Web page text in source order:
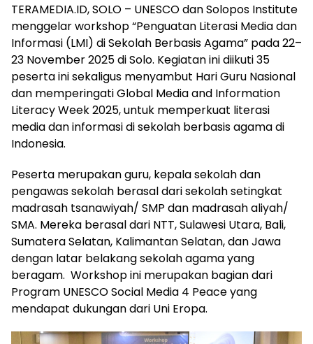
TERAMEDIA.ID, SOLO – UNESCO dan Solopos Institute
menggelar workshop “Penguatan Literasi Media dan
Informasi (LMI) di Sekolah Berbasis Agama” pada 22–
23 November 2025 di Solo. Kegiatan ini diikuti 35
peserta ini sekaligus menyambut Hari Guru Nasional
dan memperingati Global Media and Information
Literacy Week 2025, untuk memperkuat literasi
media dan informasi di sekolah berbasis agama di
Indonesia.
Peserta merupakan guru, kepala sekolah dan
pengawas sekolah berasal dari sekolah setingkat
madrasah tsanawiyah/ SMP dan madrasah aliyah/
SMA. Mereka berasal dari NTT, Sulawesi Utara, Bali,
Sumatera Selatan, Kalimantan Selatan, dan Jawa
dengan latar belakang sekolah agama yang
beragam. Workshop ini merupakan bagian dari
Program UNESCO Social Media 4 Peace yang
mendapat dukungan dari Uni Eropa.